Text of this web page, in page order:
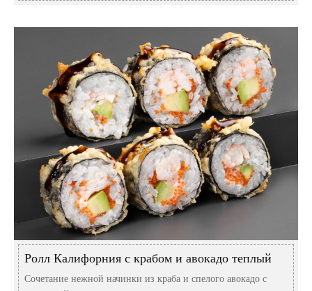
Ролл Калифорния с крабом и авокадо теплый
Сочетание нежной начинки из краба и спелого авокадо с